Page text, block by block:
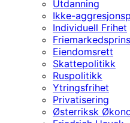
Utdanning
Ikke-
Individuell Frihet
Eiendomsrett
Skattepolitikk
Ruspolitikk
Ytringsfrihet
Privatisering
Østerriksk